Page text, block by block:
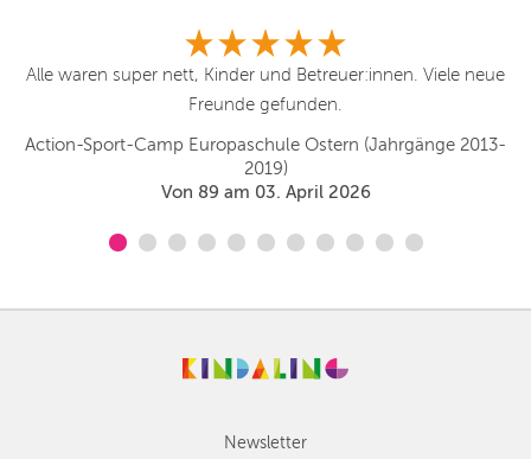
Alle waren super nett, Kinder und Betreuer:innen. Viele neue
Freunde gefunden.
Action-Sport-Camp Europaschule Ostern (Jahrgänge 2013-
2019)
Von 89 am 03. April 2026
Newsletter